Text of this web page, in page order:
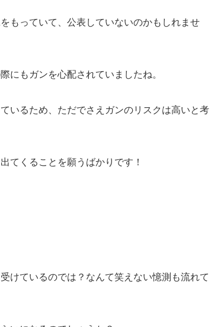
もっていて、公表していないのかもしれませ
にもガンを心配されていましたね。
いるため、ただでさえガンのリスクは高いと考
てくることを願うばかりです！
けているのでは？なんて笑えない憶測も流れて